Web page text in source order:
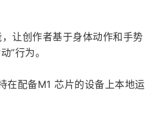
让创作者基于身体动作和手势
”行为。
在配备M1 芯片的设备上本地运